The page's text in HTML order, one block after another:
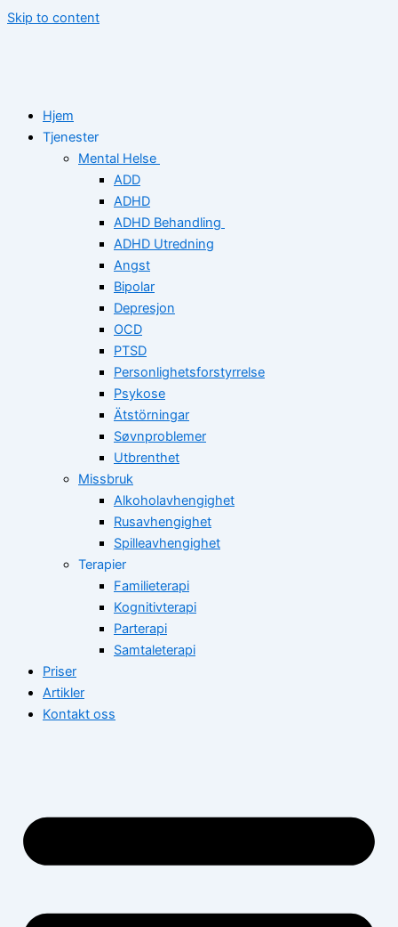
Skip to content
Hjem
Tjenester
Mental Helse
ADD
ADHD
ADHD Behandling
ADHD Utredning
Angst
Bipolar
Depresjon
OCD
PTSD
Personlighetsforstyrrelse
Psykose
Ätstörningar
Søvnproblemer
Utbrenthet
Missbruk
Alkoholavhengighet
Rusavhengighet
Spilleavhengighet
Terapier
Familieterapi
Kognitivterapi
Parterapi
Samtaleterapi
Priser
Artikler
Kontakt oss